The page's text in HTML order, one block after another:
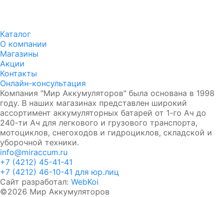
Каталог
О компании
Магазины
Акции
Контакты
Онлайн-консультация
Компания "Мир Аккумуляторов" была основана в 1998
году. В наших магазинах представлен широкий
ассортимент аккумуляторных батарей от 1-го Ач до
240-ти Ач для легкового и грузового транспорта,
мотоциклов, снегоходов и гидроциклов, складской и
уборочной техники.
info@miraccum.ru
+7 (4212) 45-41-41
+7 (4212) 46-10-41 для юр.лиц
Сайт разработал: WebKoi
©2026 Мир Аккумуляторов